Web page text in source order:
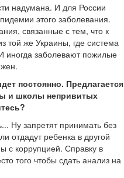
надумана. И для России
этого заболевания.
связанные с тем, что к
той же Украины, где система
иногда заболевают пожилые
постоянно. Предлагается
и школы непривитых
Ну запретят принимать без
отдадут ребенка в другой
с коррупцией. Справку в
того чтобы сдать анализ на